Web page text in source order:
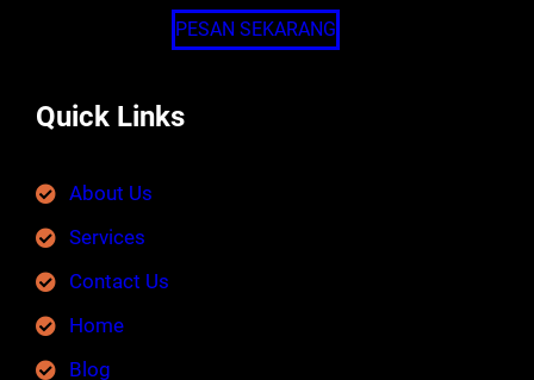
PESAN SEKARANG
Quick Links
About Us
Services
Contact Us
Home
Blog